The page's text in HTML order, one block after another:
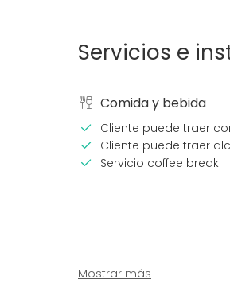
Servicios e
Comida y bebida
Cliente puede traer
Cliente puede traer
Servicio coffee break
Mostrar más